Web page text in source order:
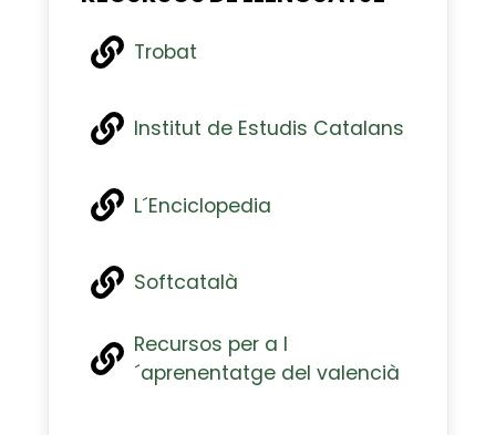
Trobat
Institut de Estudis Catalans
L´Enciclopedia
Softcatalà
Recursos per a l
´aprenentatge del valencià